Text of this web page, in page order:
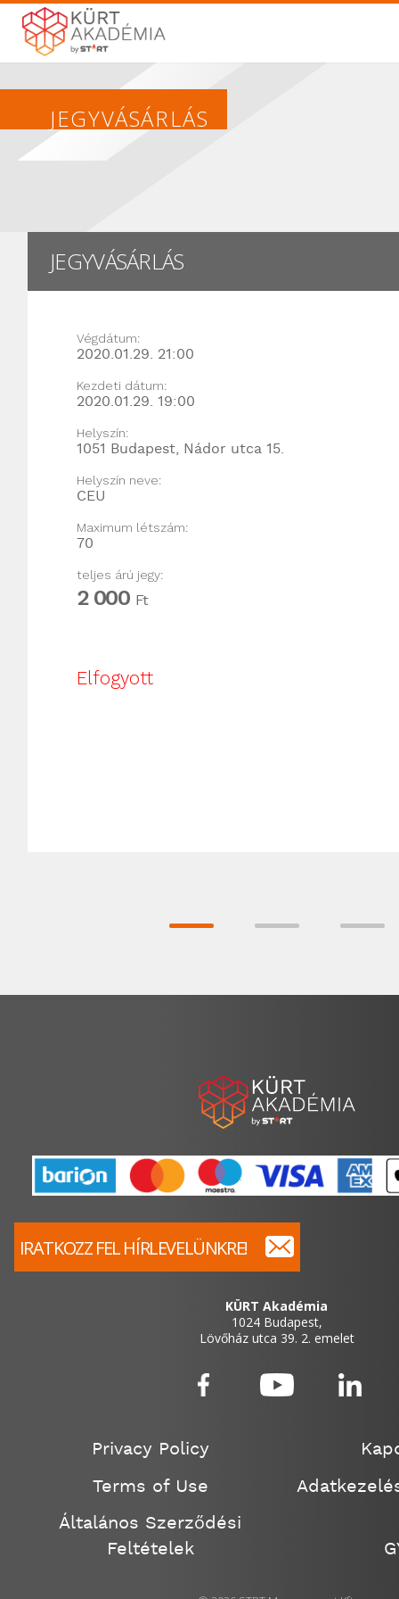
JEGYVÁSÁRLÁS
JEGYVÁSÁRLÁS
Végdátum:
2020.01.29. 21:00
Kezdeti dátum:
2020.01.29. 19:00
Helyszín:
1051 Budapest, Nádor utca 15.
Helyszín neve:
CEU
Maximum létszám:
70
teljes árú jegy:
2 000 Ft
Elfogyott
KÜRT Akadémia
1024 Budapest,
Lövőház utca 39. 2. emelet
IRATKOZZ FEL HÍRLEVELÜNKRE!
Privacy Policy
Terms of Use
Általános Szerződési
Feltételek